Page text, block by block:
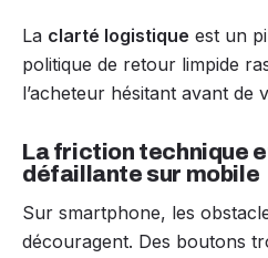
La clarté logistique est un
politique de retour limpide
l’acheteur hésitant avant de
La friction technique
défaillante sur mobile
Sur smartphone, les
découragent. Des boutons